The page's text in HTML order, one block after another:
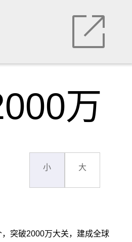
万
小 大
突破2000万大关，建成全球